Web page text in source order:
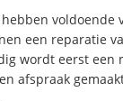
voldoende
een reparatie
wordt eerst een
afspraak